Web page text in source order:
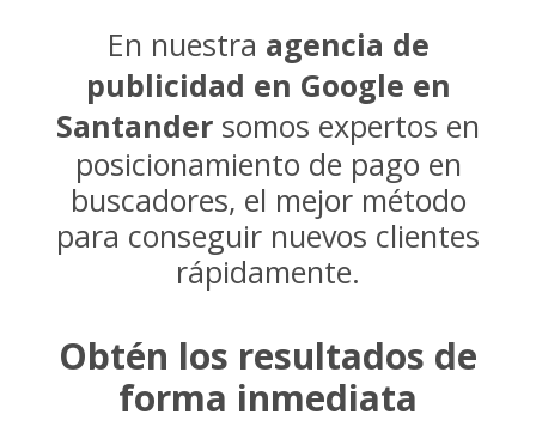
En nuestra agencia de
publicidad en Google en
Santander somos expertos en
posicionamiento de pago en
buscadores, el mejor método
para conseguir nuevos clientes
rápidamente.
Obtén los resultados de
forma inmediata